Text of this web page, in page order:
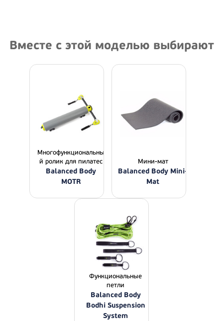
Вместе с этой моделью выбирают
Многофункциональны
й ролик для пилатес
Balanced Body
MOTR
Мини-мат
Balanced Body Mini-
Mat
Функциональные
петли
Balanced Body
Bodhi Suspension
System